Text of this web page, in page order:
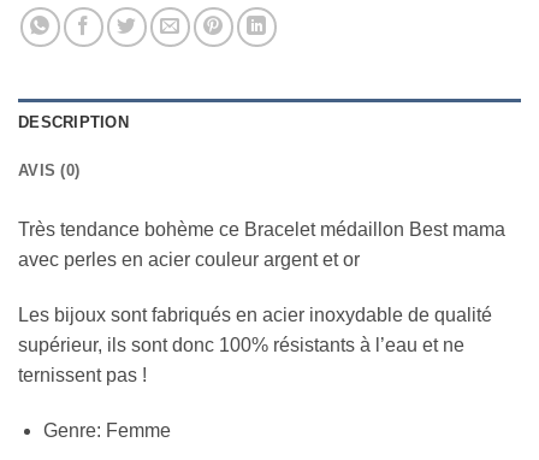
DESCRIPTION
AVIS (0)
Très tendance bohème ce Bracelet médaillon Best mama
avec perles en acier couleur argent et or
Les bijoux sont fabriqués en acier inoxydable de qualité
supérieur, ils sont donc 100% résistants à l’eau et ne
ternissent pas !
Genre: Femme